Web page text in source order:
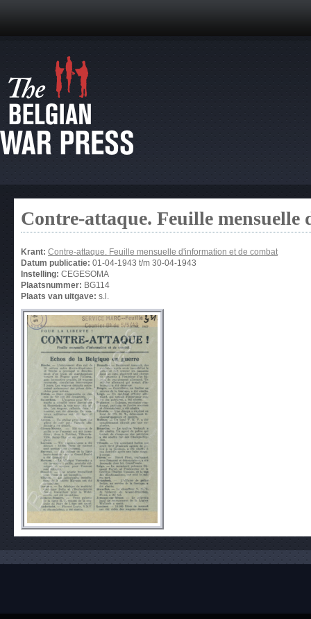
Contre-attaque. Feuille
Krant: Contre-attaque. Feuille mensuelle d'information et de combat
Datum publicatie: 01-04-1943 t/m 30-04-1943
Instelling: CEGESOMA
Plaatsnummer: BG114
Plaats van uitgave: s.l.